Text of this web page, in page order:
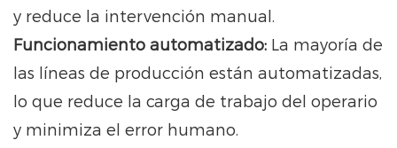
y reduce la intervención manual.
Funcionamiento automatizado: La mayoría de
las líneas de producción están automatizadas,
lo que reduce la carga de trabajo del operario
y minimiza el error humano.